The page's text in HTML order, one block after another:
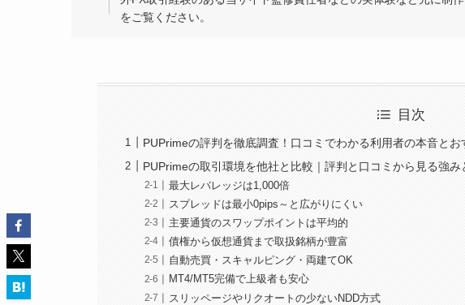
をご覧ください。
目次
PUPrimeの評判を徹底調査！口コミでわかる利用者の本音とお
PUPrimeの取引環境を他社と比較｜評判と口コミから見る強み
最大レバレッジは1,000倍
スプレッドは最小0pips～と広がりにくい
主要通貨のスワップポイントは平均的
債権から仮想通貨まで取扱銘柄が豊富
自動売買・スキャルピング・両建てOK
MT4/MT5完備で上級者も安心
スリッページやリクオートの少ないNDD方式